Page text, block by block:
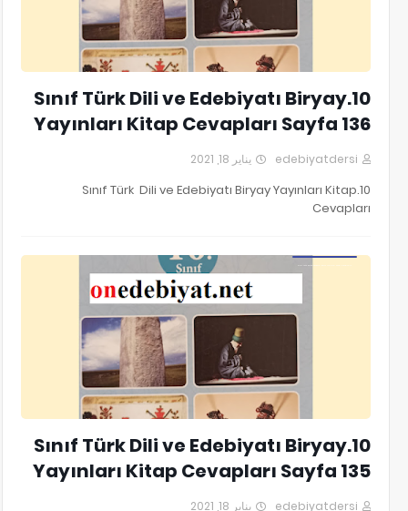
10.Sınıf Türk Dili ve Edebiyatı Biryay
Yayınları Kitap Cevapları Sayfa 136
edebiyatdersi يناير 18, 2021
10.Sınıf Türk Dili ve Edebiyatı Biryay Yayınları Kitap
Cevapları
10.Sınıf Türk Dili ve Edebiyatı Biryay
Yayınları Kitap Cevapları Sayfa 135
edebiyatdersi يناير 18, 2021